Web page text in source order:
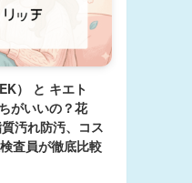
） と キエト
がいいの？花
汚れ防汚、コス
査員が徹底比較